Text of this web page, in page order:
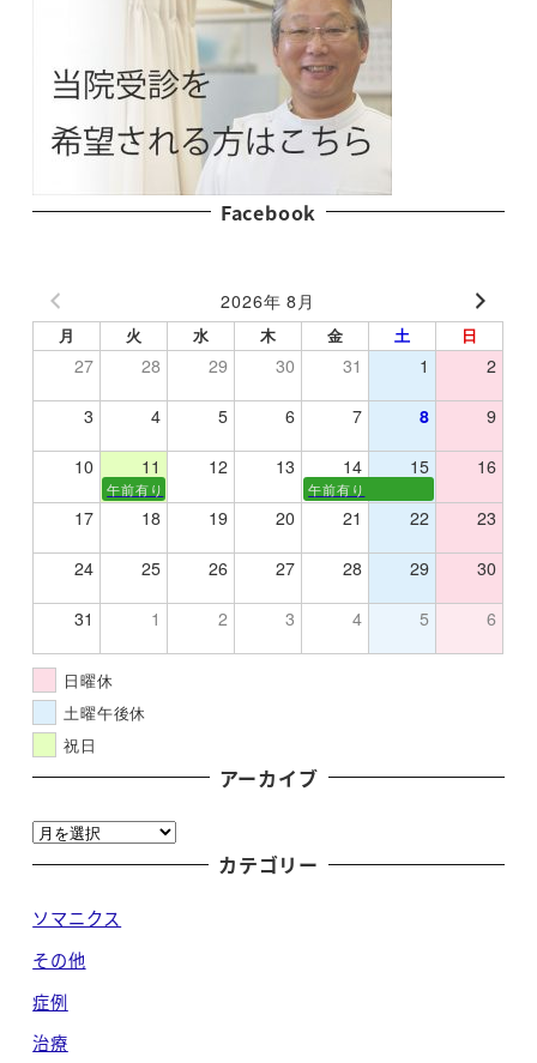
Facebook
2026年 8月
月 火 水 木 金 土 日
27 28 29 30 31 1 2
3 4 5 6 7 8 9
10 11 12 13 14 15 16
午前有り 午前有り
17 18 19 20 21 22 23
24 25 26 27 28 29 30
31 1 2 3 4 5 6
日曜休
土曜午後休
祝日
アーカイブ
ア
ー
イ
ブ
カテゴリー
ソマニクス
その他
症例
治療